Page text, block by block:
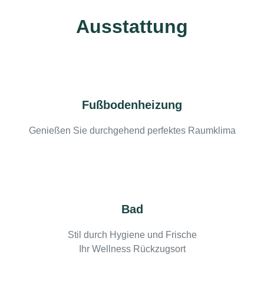
Ausstattung
Fußbodenheizung
Genießen Sie durchgehend perfektes Raumklima
Bad
Stil durch Hygiene und Frische
Ihr Wellness Rückzugsort